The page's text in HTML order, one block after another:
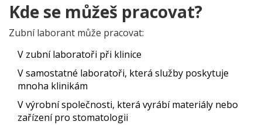
Kde se můžeš pracovat?
Zubní laborant může pracovat:
V zubní laboratoři při klinice
V samostatné laboratoři, která služby poskytuje
mnoha klinikám
V výrobní společnosti, která vyrábí materiály nebo
zařízení pro stomatologii